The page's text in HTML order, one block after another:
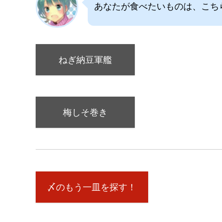
あなたが食べたいものは、こち
ねぎ納豆軍艦
梅しそ巻き
〆のもう一皿を探す！